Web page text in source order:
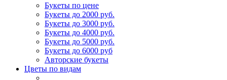
Букеты по цене
Букеты до 2000 руб.
Букеты до 3000 руб.
Букеты до 4000 руб.
Букеты до 5000 руб.
Букеты до 6000 руб
Авторские букеты
Цветы по видам